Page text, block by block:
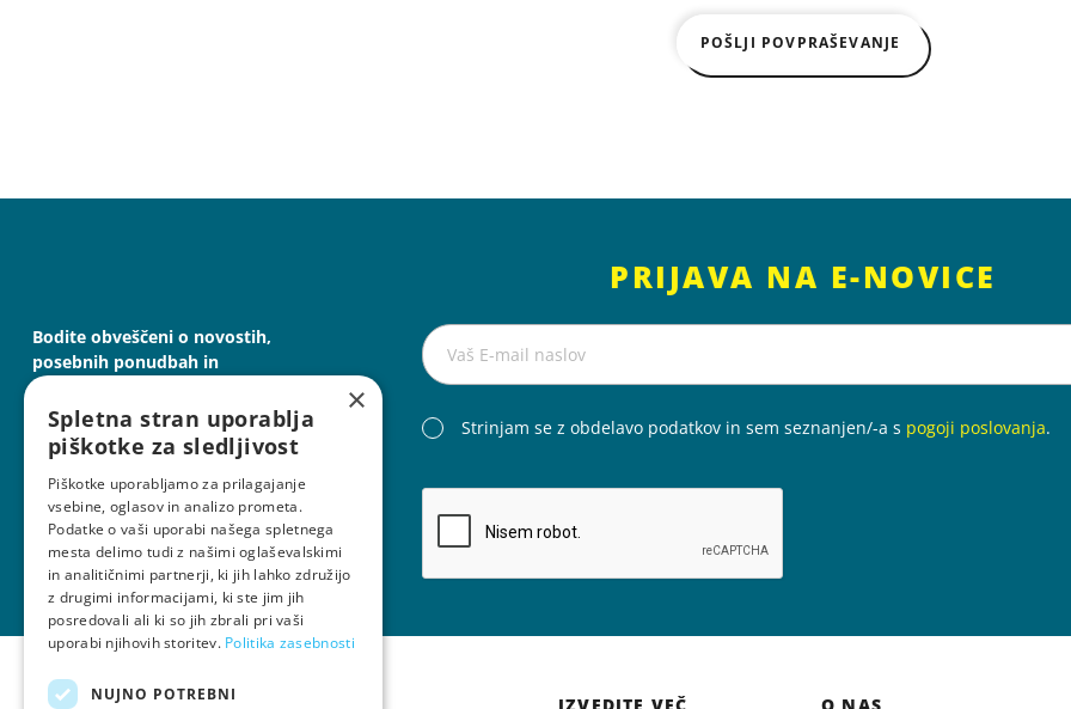
POŠLJI POVPRAŠEVANJE
PRIJAVA NA E-NOVICE
Bodite obveščeni o novostih,
posebnih ponudbah in
koristnih nasvetih.
Strinjam se z obdelavo podatkov in sem seznanjen/-a s pogoji poslovanja.
×
Spletna stran uporablja
piškotke za sledljivost
Piškotke uporabljamo za prilagajanje
vsebine, oglasov in analizo prometa.
Podatke o vaši uporabi našega spletnega
mesta delimo tudi z našimi oglaševalskimi
in analitičnimi partnerji, ki jih lahko združijo
z drugimi informacijami, ki ste jim jih
posredovali ali ki so jih zbrali pri vaši
uporabi njihovih storitev. Politika zasebnosti
NUJNO POTREBNI